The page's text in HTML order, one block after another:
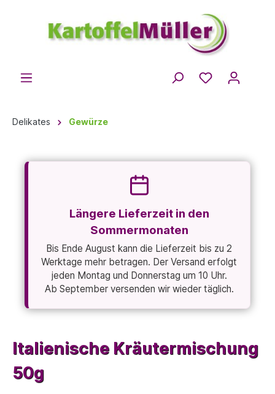
Delikates Gewürze
Längere Lieferzeit in den
Sommermonaten
Bis Ende August kann die Lieferzeit bis zu 2
Werktage mehr betragen. Der Versand erfolgt
jeden Montag und Donnerstag um 10 Uhr.
Ab September versenden wir wieder täglich.
Italienische Kräutermischung
50g